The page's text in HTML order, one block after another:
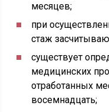
месяцев;
при
стаж
существует
медицинских
отработанных
восемнадцать;